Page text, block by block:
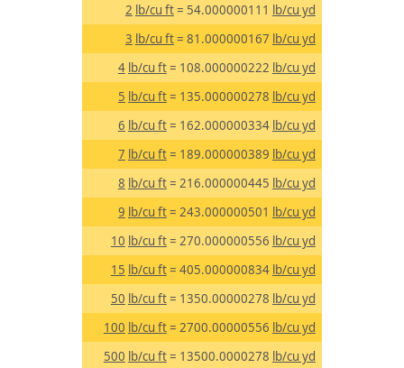
2 lb/cu ft= 54.000000111 lb/cu yd
3 lb/cu ft= 81.000000167 lb/cu yd
4 lb/cu ft= 108.000000222 lb/cu yd
5 lb/cu ft= 135.000000278 lb/cu yd
6 lb/cu ft= 162.000000334 lb/cu yd
7 lb/cu ft= 189.000000389 lb/cu yd
8 lb/cu ft= 216.000000445 lb/cu yd
9 lb/cu ft= 243.000000501 lb/cu yd
10 lb/cu ft= 270.000000556 lb/cu yd
15 lb/cu ft= 405.000000834 lb/cu yd
50 lb/cu ft= 1350.00000278 lb/cu yd
100 lb/cu ft= 2700.00000556 lb/cu yd
500 lb/cu ft= 13500.0000278 lb/cu yd